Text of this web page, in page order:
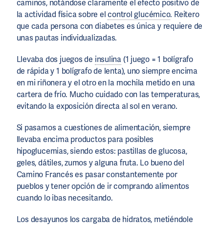
caminos, notándose claramente el efecto positivo de
la actividad física sobre elcontrol glucémico. Reitero
que cada persona con diabetes es única y requiere de
unas pautas individualizadas.
Llevaba dos juegos de insulina(1 juego = 1 bolígrafo
de rápida y 1 bolígrafo de lenta), uno siempre encima
en mi riñonera y el otro en la mochila metido en una
cartera de frío. Mucho cuidado con las temperaturas,
evitando la exposición directa al sol en verano.
Si pasamos a cuestiones de alimentación, siempre
llevaba encima productos para posibles
hipoglucemias, siendo estos: pastillas de glucosa,
geles, dátiles, zumos y alguna fruta. Lo bueno del
Camino Francés es pasar constantemente por
pueblos y tener opción de ir comprando alimentos
cuando lo ibas necesitando.
Los desayunos los cargaba de hidratos, metiéndole